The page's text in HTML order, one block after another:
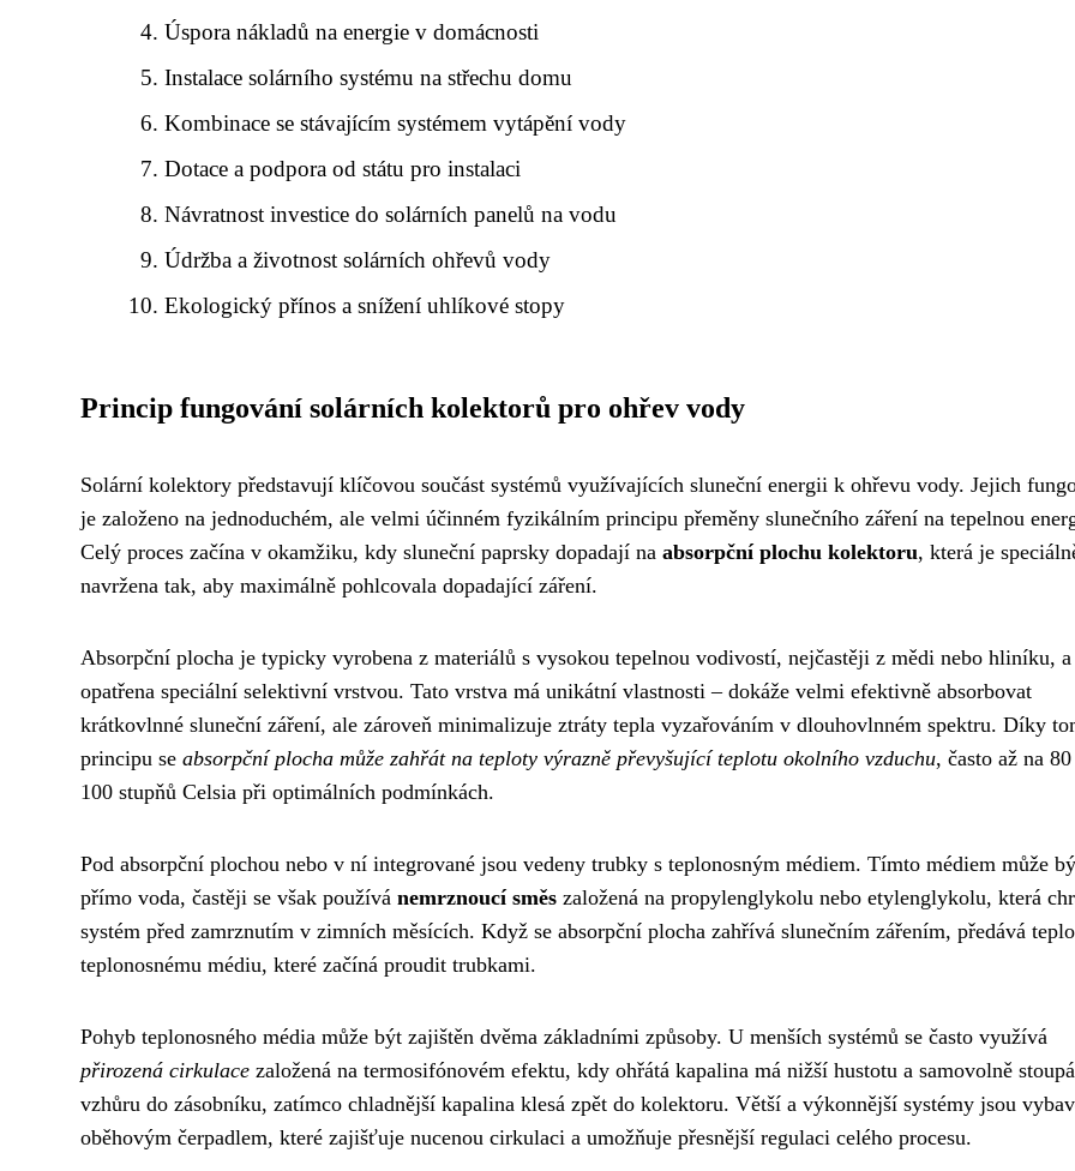
Úspora nákladů na energie v domácnosti
Instalace solárního systému na střechu domu
Kombinace se stávajícím systémem vytápění vody
Dotace a podpora od státu pro instalaci
Návratnost investice do solárních panelů na vodu
Údržba a životnost solárních ohřevů vody
Ekologický přínos a snížení uhlíkové stopy
Princip fungování solárních kolektorů pro ohřev vody
Solární kolektory představují klíčovou součást systémů využívajících sluneční energii k ohřevu vody. Jejich
je založeno na jednoduchém, ale velmi účinném fyzikálním principu přeměny slunečního záření na tepelnou
Celý proces začína v okamžiku, kdy sluneční paprsky dopadají na absorpční plochu kolektoru, která je
navržena tak, aby maximálně pohlcovala dopadající záření.
Absorpční plocha je typicky vyrobena z materiálů s vysokou tepelnou vodivostí, nejčastěji z mědi nebo hliníku,
opatřena speciální selektivní vrstvou. Tato vrstva má unikátní vlastnosti – dokáže velmi efektivně absorbovat
krátkovlnné sluneční záření, ale zároveň minimalizuje ztráty tepla vyzařováním v dlouhovlnném spektru. Díky
principu se absorpční plocha může zahřát na teploty výrazně převyšující teplotu okolního vzduchu, často až na
100 stupňů Celsia při optimálních podmínkách.
Pod absorpční plochou nebo v ní integrované jsou vedeny trubky s teplonosným médiem. Tímto médiem může
přímo voda, častěji se však používá nemrznoucí směs založená na propylenglykolu nebo etylenglykolu, která
systém před zamrznutím v zimních měsících. Když se absorpční plocha zahřívá slunečním zářením, předává teplo
teplonosnému médiu, které začíná proudit trubkami.
Pohyb teplonosného média může být zajištěn dvěma základními způsoby. U menších systémů se často využívá
přirozená cirkulace založená na termosifónovém efektu, kdy ohřátá kapalina má nižší hustotu a samovolně stoupá
vzhůru do zásobníku, zatímco chladnější kapalina klesá zpět do kolektoru. Větší a výkonnější systémy jsou
oběhovým čerpadlem, které zajišťuje nucenou cirkulaci a umožňuje přesnější regulaci celého procesu.